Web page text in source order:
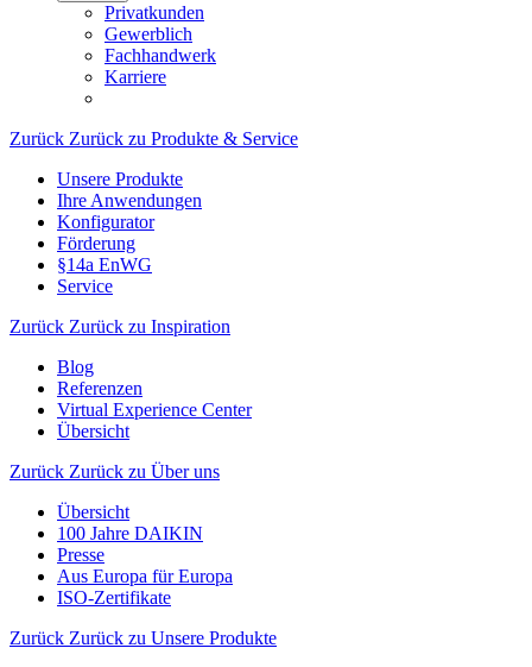
Privatkunden
Gewerblich
Fachhandwerk
Karriere
Zurück Zurück zu Produkte & Service
Unsere Produkte
Ihre Anwendungen
Konfigurator
Förderung
§14a EnWG
Service
Zurück Zurück zu Inspiration
Blog
Referenzen
Virtual Experience Center
Übersicht
Zurück Zurück zu Über uns
Übersicht
100 Jahre DAIKIN
Presse
Aus Europa für Europa
ISO-Zertifikate
Zurück Zurück zu Unsere Produkte